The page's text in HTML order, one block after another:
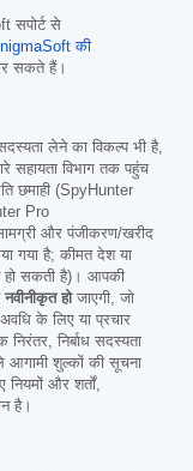
सपोर्ट से
की
सकते हैं।
लेने का विकल्प भी है,
सहायता विभाग तक पहुंच
छमाही (SpyHunter
Pro
और पंजीकरण/खरीद
गया है; कीमत देश या
हो सकती है)। आपकी
होजाएगी, जो
के लिए या प्रचार
निर्बाध सदस्यता
आगामी शुल्कों की सूचना
नियमों और शर्तों,
है।